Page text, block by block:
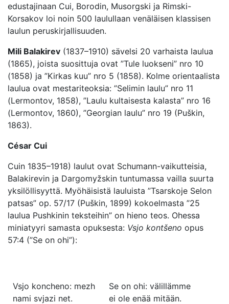
edustajinaan Cui, Borodin, Musorgski ja Rimski-
Korsakov loi noin 500 laulullaan venäläisen klassisen
laulun peruskirjallisuuden.
Mili Balakirev (1837–1910) sävelsi 20 varhaista laulua
(1865), joista suosittuja ovat ”Tule luokseni” nro 10
(1858) ja ”Kirkas kuu” nro 5 (1858). Kolme orientaalista
laulua ovat mestariteoksia: ”Selimin laulu” nro 11
(Lermontov, 1858), ”Laulu kultaisesta kalasta” nro 16
(Lermontov, 1860), ”Georgian laulu” nro 19 (Puškin,
1863).
César Cui
Cuin 1835–1918) laulut ovat Schumann-vaikutteisia,
Balakirevin ja Dargomyžskin tuntumassa vailla suurta
yksilöllisyyttä. Myöhäisistä lauluista ”Tsarskoje Selon
patsas” op. 57/17 (Puškin, 1899) kokoelmasta ”25
laulua Pushkinin teksteihin” on hieno teos. Ohessa
miniatyyri samasta opuksesta: Vsjo kontšeno opus
57:4 (”Se on ohi”):
Vsjo koncheno: mezh
nami svjazi net.
Se on ohi: välillämme
ei ole enää mitään.